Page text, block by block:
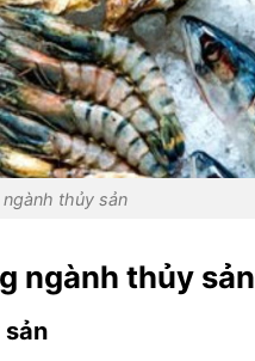
thủy sản
ngành thủy sản